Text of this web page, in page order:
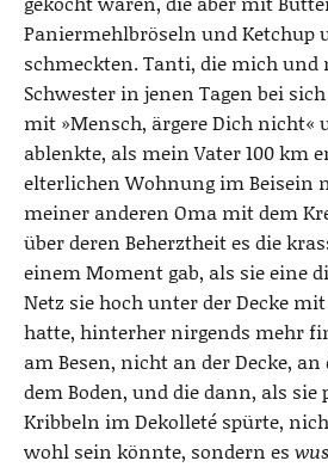
Paniermehlbröseln und Ketchup
schmeckten. Tanti, die mich und
Schwester in jenen Tagen bei
mit »Mensch, ärgere Dich nicht«
ablenkte, als mein Vater 100 km
elterlichen Wohnung im Beisein
meiner anderen Oma mit dem
über deren Beherztheit es die
einem Moment gab, als sie eine
Netz sie hoch unter der Decke
hatte, hinterher nirgends mehr
am Besen, nicht an der Decke,
dem Boden, und die dann, als
Kribbeln im Dekolleté spürte,
wohl sein könnte, sondern es